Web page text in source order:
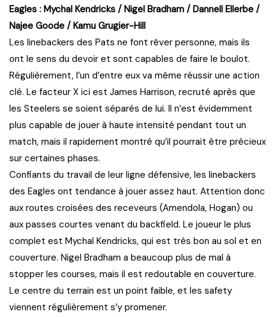
Eagles : Mychal Kendricks / Nigel Bradham / Dannell Ellerbe /
Najee Goode / Kamu Grugier-Hill
Les linebackers des Pats ne font rêver personne, mais ils
ont le sens du devoir et sont capables de faire le boulot.
Régulièrement, l’un d’entre eux va même réussir une action
clé. Le facteur X ici est James Harrison, recruté après que
les Steelers se soient séparés de lui. Il n’est évidemment
plus capable de jouer à haute intensité pendant tout un
match, mais il rapidement montré qu’il pourrait être précieux
sur certaines phases.
Confiants du travail de leur ligne défensive, les linebackers
des Eagles ont tendance à jouer assez haut. Attention donc
aux routes croisées des receveurs (Amendola, Hogan) ou
aux passes courtes venant du backfield. Le joueur le plus
complet est Mychal Kendricks, qui est très bon au sol et en
couverture. Nigel Bradham a beaucoup plus de mal à
stopper les courses, mais il est redoutable en couverture.
Le centre du terrain est un point faible, et les safety
viennent régulièrement s’y promener.